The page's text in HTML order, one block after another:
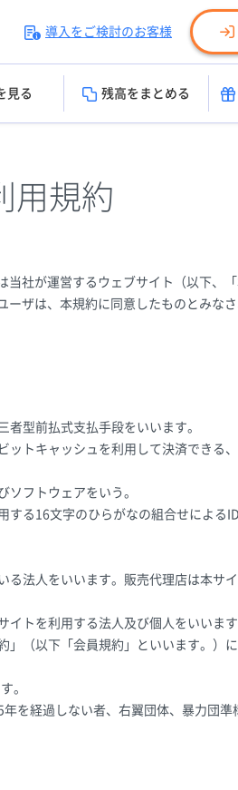
導入をご検討のお客様
見る 残高をまとめる
用規約
当社が運営するウェブサイト（以下、
ーザは、本規約に同意したものとみな
者型前払式支払手段をいいます。
ットキャッシュを利用して決済できる
ソフトウェアをいう。
する16文字のひらがなの組合せによる
る法人をいいます。販売代理店は本サ
イトを利用する法人及び個人をいいます
」（以下「会員規約」といいます。）
。
を経過しない者、右翼団体、暴力団準